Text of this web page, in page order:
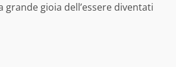
grande gioia dell’essere diventati